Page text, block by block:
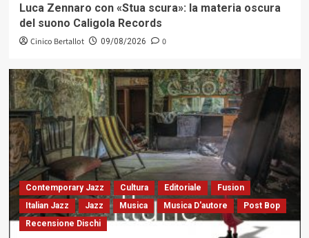
Luca Zennaro con «Stua scura»: la materia oscura
del suono Caligola Records
Cinico Bertallot 09/08/2026 0
Contemporary Jazz Cultura Editoriale
Fusion
Italian Jazz
Jazz Musica Musica D'autore
Post Bop
Recensione Dischi